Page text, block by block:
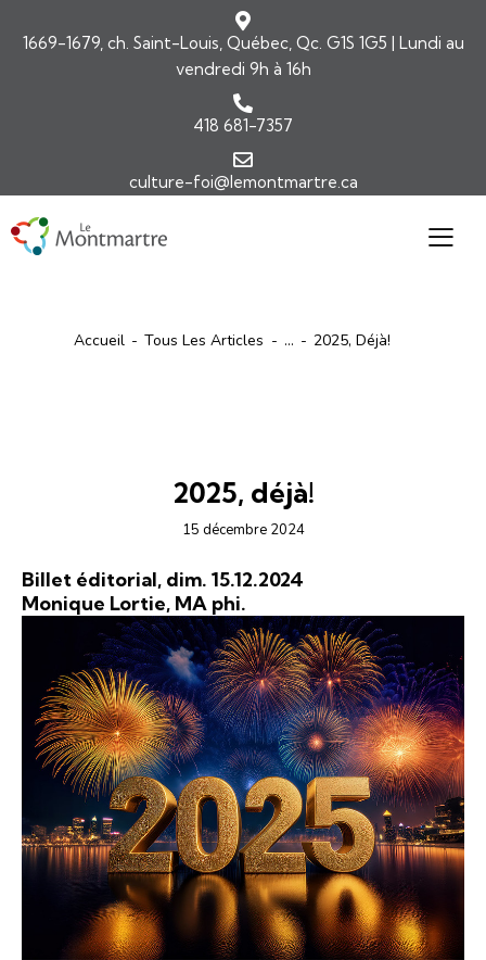
1669-1679, ch. Saint-Louis, Québec, Qc. G1S 1G5 | Lundi au
vendredi 9h à 16h
418 681-7357
culture-foi@lemontmartre.ca
Accueil Tous Les Articles ... 2025, Déjà!
2025, déjà!
15 décembre 2024
Billet éditorial, dim. 15.12.2024
Monique Lortie, MA phi.